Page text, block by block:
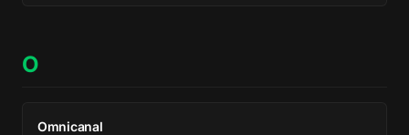
O
Omnicanal